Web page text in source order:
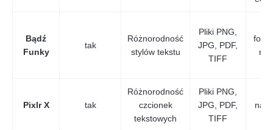
Bądź
Funky
tak
Różnorodność
stylów tekstu
Pliki PNG,
JPG, PDF,
TIFF
Pixlr X tak
Różnorodność
czcionek
tekstowych
Pliki PNG,
JPG, PDF,
TIFF